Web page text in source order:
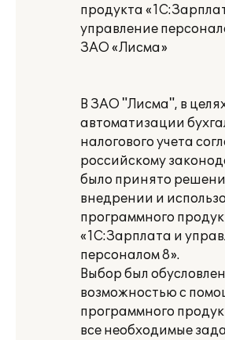
продукта
управление
ЗАО «Лисма»
В ЗАО "Лисма", в
автоматизации
налогового учета
российскому
было принято
внедрении и
программного
«1С:Зарплата и
персоналом 8».
Выбор был обусловлен
возможностью с
программного
все необходимые